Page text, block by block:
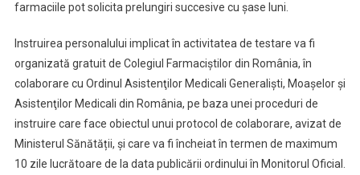
farmaciile pot solicita prelungiri succesive cu șase luni.
Instruirea personalului implicat în activitatea de testare va fi
organizată gratuit de Colegiul Farmaciştilor din România, în
colaborare cu Ordinul Asistenţilor Medicali Generalişti, Moaşelor şi
Asistenţilor Medicali din România, pe baza unei proceduri de
instruire care face obiectul unui protocol de colaborare, avizat de
Ministerul Sănătății, și care va fi încheiat în termen de maximum
10 zile lucrătoare de la data publicării ordinului în Monitorul Oficial.